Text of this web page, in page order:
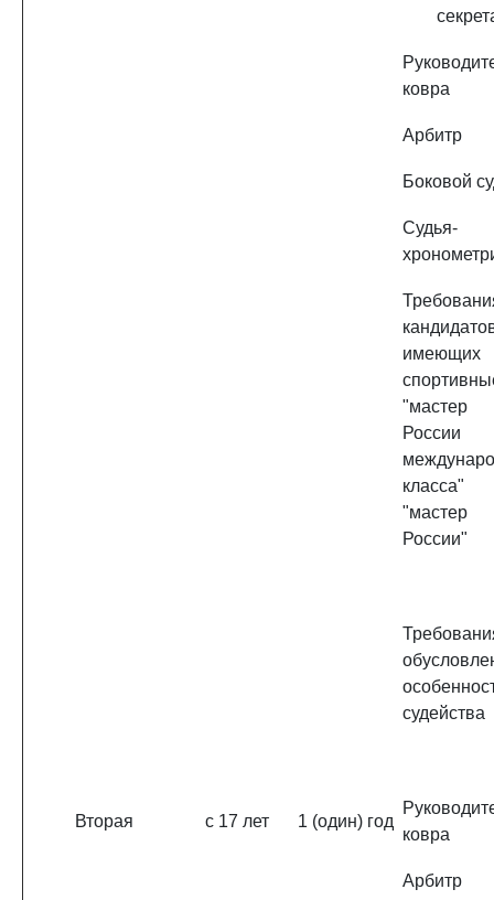
ковра
Арбитр
Боковой
Судья-
имеющих
"мастер
России
"мастер
России"
судейства
Вторая с 17 лет 1 (один) год
ковра
Арбитр